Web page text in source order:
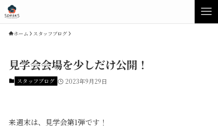
ホーム スタッフブログ
見学会会場を少しだけ公開！
スタッフブログ 2023年9月29日
来週末は、見学会第1弾です！